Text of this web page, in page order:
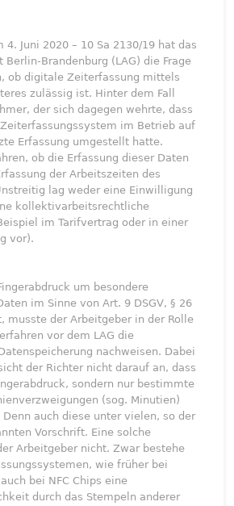
Juni 2020 – 10 Sa 2130/19 hat das
Berlin-Brandenburg (LAG) die Frage
ob digitale Zeiterfassung mittels
zulässig ist. Hinter dem Fall
der sich dagegen wehrte, dass
im Betrieb auf
Erfassung umgestellt hatte.
ob die Erfassung dieser Daten
der Arbeitszeiten des
lag weder eine Einwilligung
kollektivarbeitsrechtliche
im Tarifvertrag oder in einer
vor).
um besondere
im Sinne von Art. 9 DSGV, § 26
musste der Arbeitgeber in der Rolle
vor dem LAG die
nachweisen. Dabei
der Richter nicht darauf an, dass
sondern nur bestimmte
(sog. Minutien)
auch diese unter vielen, so der
Vorschrift. Eine solche
Arbeitgeber nicht. Zwar bestehe
wie früher bei
bei NFC Chips eine
durch das Stempeln anderer